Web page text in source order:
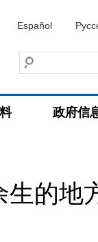
Español
政府信
生的地